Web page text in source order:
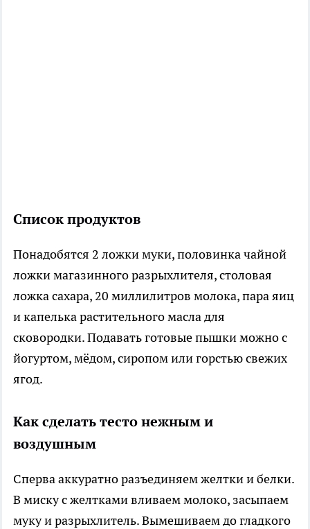
Список продуктов
Понадобятся 2 ложки муки, половинка чайной
ложки магазинного разрыхлителя, столовая
ложка сахара, 20 миллилитров молока, пара яиц
и капелька растительного масла для
сковородки. Подавать готовые пышки можно с
йогуртом, мёдом, сиропом или горстью свежих
ягод.
Как сделать тесто нежным и
воздушным
Сперва аккуратно разъединяем желтки и белки.
В миску с желтками вливаем молоко, засыпаем
муку и разрыхлитель. Вымешиваем до гладкого